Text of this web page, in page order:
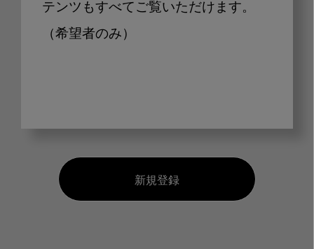
テンツもすべてご覧いただけます。
（希望者のみ）
新規登録